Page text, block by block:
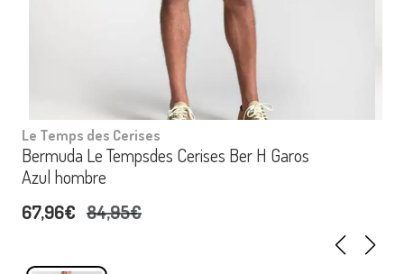
Le Temps des Cerises
Bermuda Le Tempsdes Cerises Ber H Garos
Azul hombre
67,96€ 84,95€